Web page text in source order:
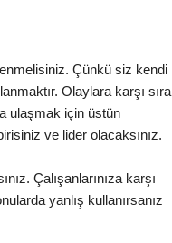
Çünkü siz kendi
Olaylara karşı sıra
ulaşmak için üstün
ve lider olacaksınız.
Çalışanlarınıza karşı
yanlış kullanırsanız